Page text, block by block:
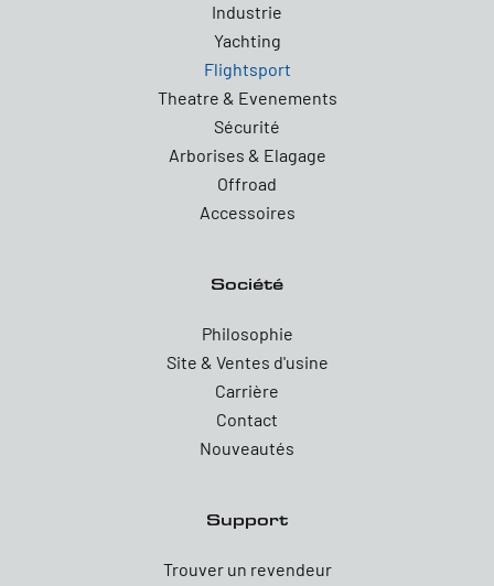
Industrie
Yachting
Flightsport
Theatre & Evenements
Sécurité
Arborises & Elagage
Offroad
Accessoires
Société
Philosophie
Site & Ventes d'usine
Carrière
Contact
Nouveautés
Support
Trouver un revendeur